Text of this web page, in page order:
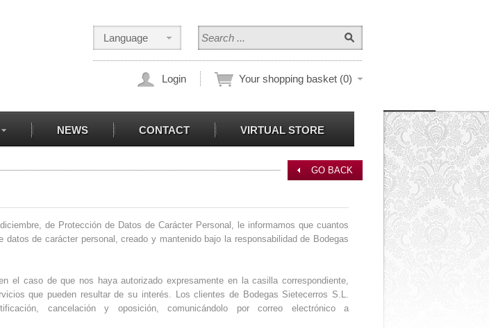
Language
Login Your shopping basket (0)
| NEWS | CONTACT | VIRTUAL STORE
GO BACK
de Protección de Datos de Carácter Personal, le informamos que cuantos
de carácter personal, creado y mantenido bajo la responsabilidad de Bodegas
el caso de que nos haya autorizado expresamente en la casilla correspondiente,
que pueden resultar de su interés. Los clientes de Bodegas Sietecerros S.L.
cancelación y oposición, comunicándolo por correo electrónico a